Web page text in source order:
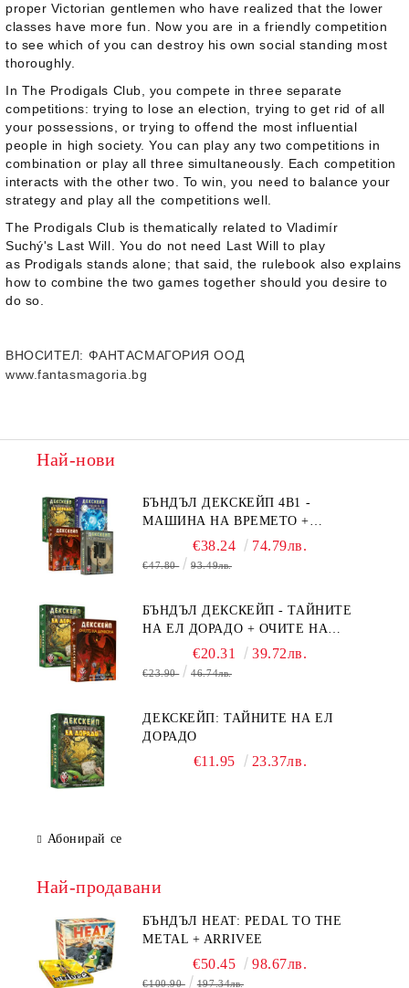
proper Victorian gentlemen who have realized that the lower
classes have more fun. Now you are in a friendly competition
to see which of you can destroy his own social standing most
thoroughly.
In The Prodigals Club , you compete in three separate
competitions: trying to lose an election, trying to get rid of all
your possessions, or trying to offend the most influential
people in high society. You can play any two competitions in
combination or play all three simultaneously. Each competition
interacts with the other two. To win, you need to balance your
strategy and play all the competitions well.
The Prodigals Club is thematically related to Vladimír
Suchý's Last Will . You do not need Last Will to play
as Prodigals stands alone; that said, the rulebook also explains
how to combine the two games together should you desire to
do so.
ВНОСИТЕЛ: ФАНТАСМАГОРИЯ ООД
www.fantasmagoria.bg
Най-нови
БЪНДЪЛ ДЕКСКЕЙП 4В1 -
МАШИНА НА ВРЕМЕТО +
БЯГСТВО ОТ АЛКАТРАЗ +
ТАЙНИТЕ НА ЕЛ ДОРАДО +
€38.24 74.79лв.
€47.80 93.49лв.
БЪНДЪЛ ДЕКСКЕЙП - ТАЙНИТЕ
НА ЕЛ ДОРАДО + ОЧИТЕ НА
ДРАКОНА€20.31 39.72лв.
€23.90 46.74лв.
ДЕКСКЕЙП: ТАЙНИТЕ НА ЕЛ
ДОРАДО
€11.95 23.37лв.
Абонирай се
Най-продавани
БЪНДЪЛ HEAT: PEDAL TO THE
METAL + ARRIVEE
€50.45 98.67лв.
€100.90 197.34лв.